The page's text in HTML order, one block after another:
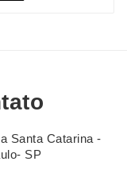
Santa Catarina -
SP